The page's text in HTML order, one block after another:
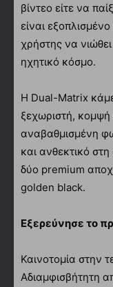
βίντεο είτε να
είναι
χρήστης να
ηχητικό κόσμο.
Η Dual-Matrix
ξεχωριστή, κομψή
αναβαθμισμένη
και ανθεκτικό
δύο premium
golden black.
Εξερεύνησε το
Καινοτομία στην
Αδιαμφισβήτητη